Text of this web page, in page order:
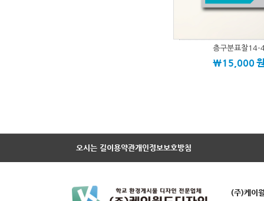
층구분표찰14-
\15,000
오시는 길이용약관개인정보보호방침
(주)케이